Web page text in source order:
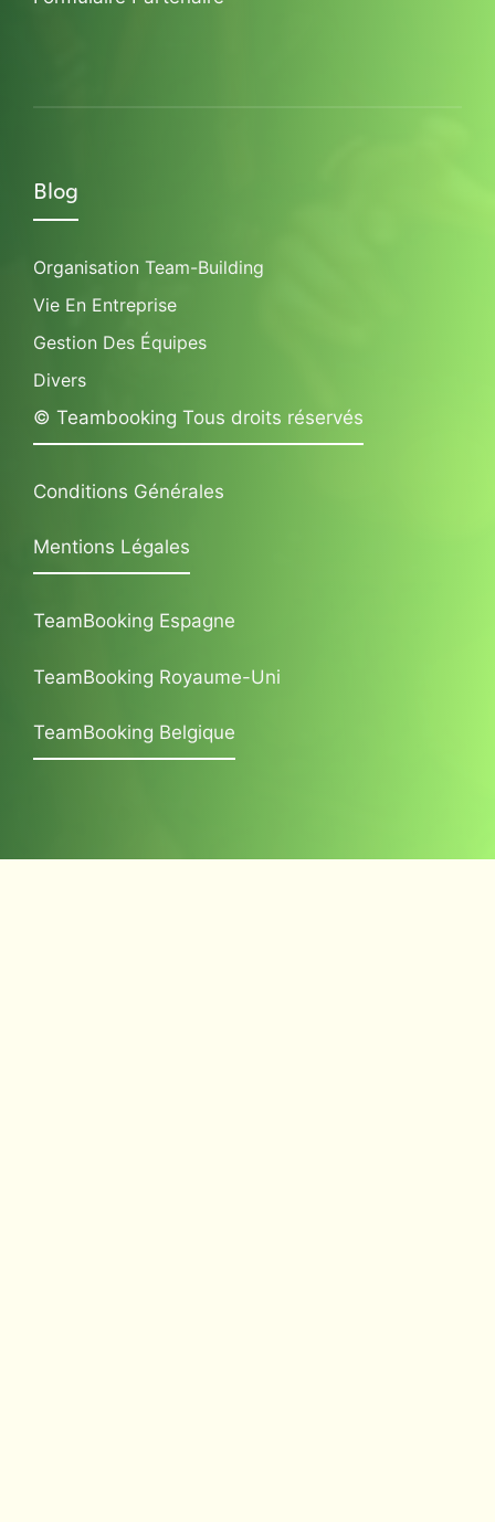
Blog
Organisation Team-Building
Vie En Entreprise
Gestion Des Équipes
Divers
© Teambooking Tous droits réservés
Conditions Générales
Mentions Légales
TeamBooking Espagne
TeamBooking Royaume-Uni
TeamBooking Belgique